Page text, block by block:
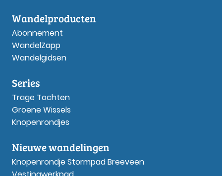
Wandelproducten
Abonnement
WandelZapp
Wandelgidsen
Series
Trage Tochten
Groene Wissels
Knopenrondjes
Nieuwe wandelingen
Knopenrondje Stormpad Breeveen